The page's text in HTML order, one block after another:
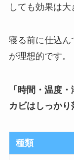
しても効果は大
寝る前に仕込ん
が理想的です。
「時間・温度
カビはしっかり
種類